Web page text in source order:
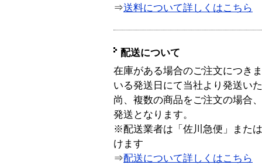
⇒送料について詳しくはこちら
配送について
在庫がある場合のご注文につき
いる発送日にて当社より発送い
尚、複数の商品をご注文の場合
発送となります。
※配送業者は「佐川急便」また
けます
⇒配送について詳しくはこちら